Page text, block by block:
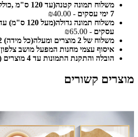
7 ימי עסקים
- ₪40.00
עסקים - ₪65.00
משלוח של 2 מוצרים ומעלה(כל מידה) 5-12 ימי עסקים
איסוף עצמי מחנות המפעל מושב צלפון
הובלה והתקנת התמונות עד 4 מוצרים (לא באילת)
מוצרים קשורים